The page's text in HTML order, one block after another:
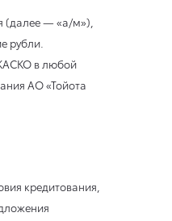
(далее — «а/м»),
рубли.
в любой
АО «Тойота
кредитования,